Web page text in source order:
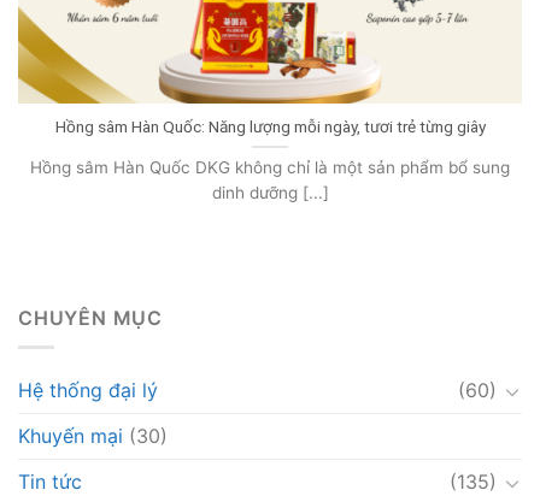
Hồng sâm Hàn Quốc: Năng lượng mỗi ngày, tươi trẻ từng giây
Hồng sâm Hàn Quốc DKG không chỉ là một sản phẩm bổ sung
dinh dưỡng [...]
CHUYÊN MỤC
Hệ thống đại lý
(60)
Khuyến mại (30)
Tin tức
(135)